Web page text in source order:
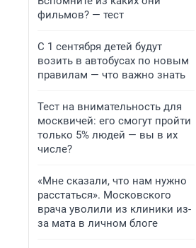
фильмов? — тест
С 1 сентября детей будут
возить в автобусах по новым
правилам — что важно знать
Тест на внимательность для
москвичей: его смогут пройти
только 5% людей — вы в их
числе?
«Мне сказали, что нам нужно
расстаться». Московского
врача уволили из клиники из-
за мата в личном блоге